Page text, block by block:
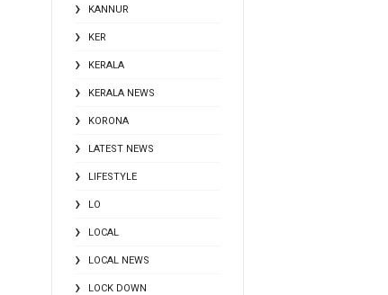
KANNUR
KER
KERALA
KERALA NEWS
KORONA
LATEST NEWS
LIFESTYLE
LO
LOCAL
LOCAL NEWS
LOCK DOWN